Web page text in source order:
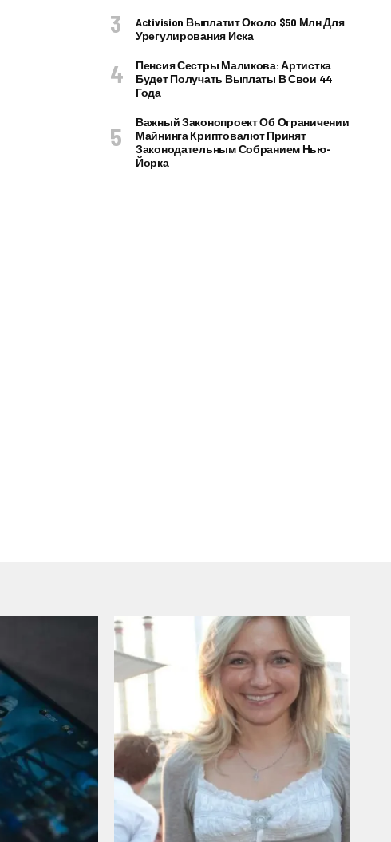
Activision Выплатит Около $50 Млн Для
Урегулирования Иска
Пенсия Сестры Маликова: Артистка
Будет Получать Выплаты В Свои 44
Года
Важный Законопроект Об Ограничении
Майнинга Криптовалют Принят
Законодательным Собранием Нью-
Йорка